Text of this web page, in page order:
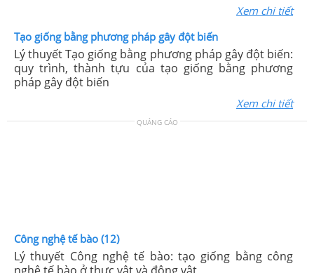
Xem chi tiết
Tạo giống bằng phương pháp gây đột biến
Lý thuyết Tạo giống bằng phương pháp gây đột biến:
quy trình, thành tựu của tạo giống bằng phương
pháp gây đột biến
Xem chi tiết
QUẢNG CÁO
Công nghệ tế bào (12)
Lý thuyết Công nghệ tế bào: tạo giống bằng công